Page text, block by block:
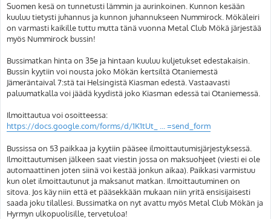
Suomen kesä on tunnetusti lämmin ja aurinkoinen. Kunnon kesään
kuuluu tietysti juhannus ja kunnon juhannukseen Nummirock. Mökäleiri
on varmasti kaikille tuttu mutta tänä vuonna Metal Club Mökä järjestää
myös Nummirock bussin!
Bussimatkan hinta on 35e ja hintaan kuuluu kuljetukset edestakaisin.
Bussin kyytiin voi nousta joko Mökän kertsiltä Otaniemestä
Jämeräntaival 7:stä tai Helsingistä Kiasman edestä. Vastaavasti
paluumatkalla voi jäädä kyydistä joko Kiasman edessä tai Otaniemessä.
Ilmoittautua voi osoitteessa:
https://docs.google.com/forms/d/1K1tUt_ ... =send_form
Bussissa on 53 paikkaa ja kyytiin pääsee ilmoittautumisjärjestyksessä.
Ilmoittautumisen jälkeen saat viestin jossa on maksuohjeet (viesti ei ole
automaattinen joten siinä voi kestää jonkun aikaa). Paikkasi varmistuu
kun olet ilmoittautunut ja maksanut matkan. Ilmoittautuminen on
sitova. Jos käy niin että et pääsekkään mukaan niin yritä ensisijaisesti
saada joku tilallesi. Bussimatka on nyt avattu myös Metal Club Mökän ja
Hyrmyn ulkopuolisille, tervetuloa!